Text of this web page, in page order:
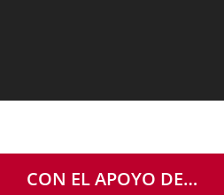
CON EL APOYO DE…